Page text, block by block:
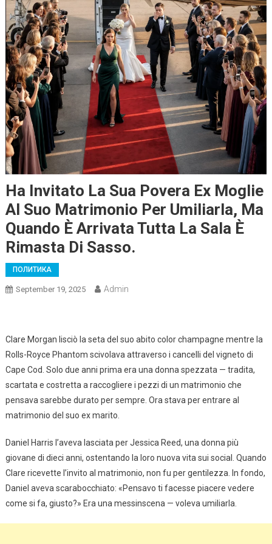
Ha Invitato La Sua Povera Ex Moglie
Al Suo Matrimonio Per Umiliarla, Ma
Quando È Arrivata Tutta La Sala È
Rimasta Di Sasso.
ПОЛИТИКА
September 19, 2025 Admin
Clare Morgan lisciò la seta del suo abito color champagne mentre la
Rolls-Royce Phantom scivolava attraverso i cancelli del vigneto di
Cape Cod. Solo due anni prima era una donna spezzata — tradita,
scartata e costretta a raccogliere i pezzi di un matrimonio che
pensava sarebbe durato per sempre. Ora stava per entrare al
matrimonio del suo ex marito.
Daniel Harris l’aveva lasciata per Jessica Reed, una donna più
giovane di dieci anni, ostentando la loro nuova vita sui social. Quando
Clare ricevette l’invito al matrimonio, non fu per gentilezza. In fondo,
Daniel aveva scarabocchiato: «Pensavo ti facesse piacere vedere
come si fa, giusto?» Era una messinscena — voleva umiliarla.